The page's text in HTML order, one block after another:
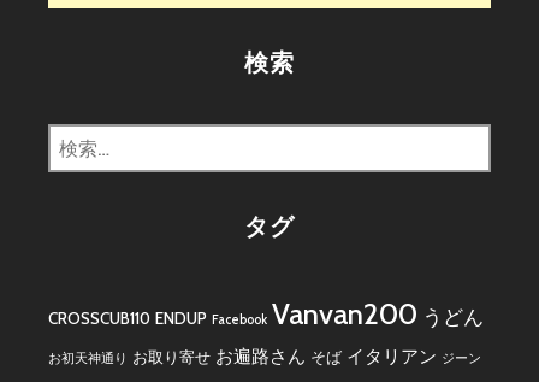
検索
検
索:
タグ
CROSSCUB110 ENDUP Facebook Vanvan200 うどん
お初天神通り お取り寄せ お遍路さん そば イタリアン ジーン